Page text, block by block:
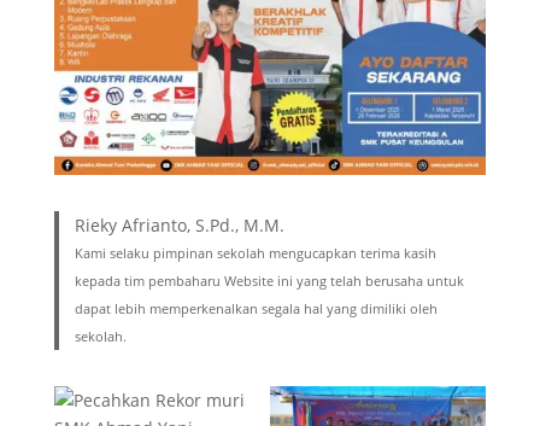
Rieky Afrianto, S.Pd., M.M.
Kami selaku pimpinan sekolah mengucapkan terima kasih
kepada tim pembaharu Website ini yang telah berusaha untuk
dapat lebih memperkenalkan segala hal yang dimiliki oleh
sekolah.